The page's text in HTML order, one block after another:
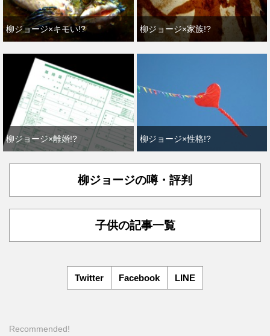
柳ジョージ×キモい!? 柳ジョージ×家族!?
柳ジョージ×離婚!? 柳ジョージ×性格!?
柳ジョージの噂・評判
子供の記事一覧
Twitter Facebook LINE
Recommended!